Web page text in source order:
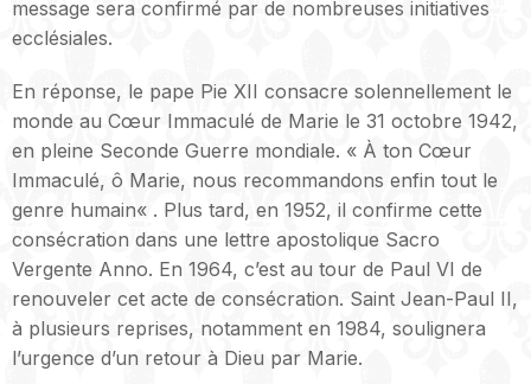
message sera confirmé par de nombreuses initiatives
ecclésiales.
En réponse, le pape Pie XII consacre solennellement le
monde au Cœur Immaculé de Marie le 31 octobre 1942,
en pleine Seconde Guerre mondiale. « À ton Cœur
Immaculé, ô Marie, nous recommandons enfin tout le
genre humain« . Plus tard, en 1952, il confirme cette
consécration dans une lettre apostolique Sacro
Vergente Anno. En 1964, c’est au tour de Paul VI de
renouveler cet acte de consécration. Saint Jean-Paul II,
à plusieurs reprises, notamment en 1984, soulignera
l’urgence d’un retour à Dieu par Marie.